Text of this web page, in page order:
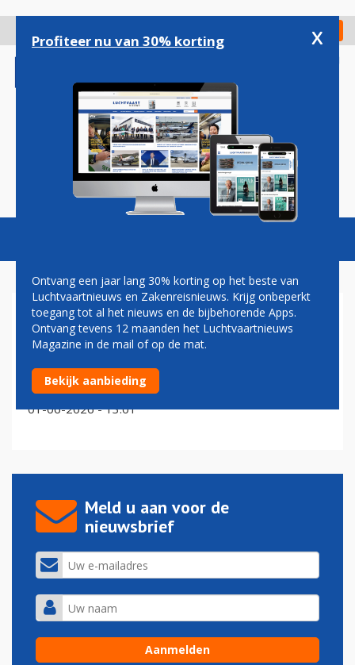
gaan
Check in
Magazine Podcasts Vacatures
PECH
Pechweek voor Transavia: relatief veel annuleringen
door operationele problemen
01-06-2026 - 13:01
Meld u aan voor de
nieuwsbrief
Profiteer nu van 30% korting x
Ontvang een jaar lang 30% korting op het beste van
Luchtvaartnieuws en Zakenreisnieuws. Krijg onbeperkt
toegang tot al het nieuws en de bijbehorende Apps.
Ontvang tevens 12 maanden het Luchtvaartnieuws
Magazine in de mail of op de mat.
Bekijk aanbieding